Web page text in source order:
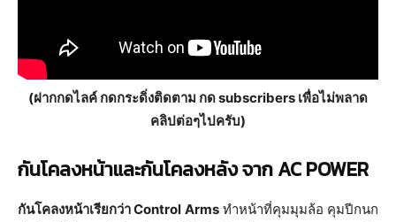
(ฝากกดไลค์ กดกระดิ่งติดตาม กด subscribers เพื่อไม่พลาด
คลิปต่อๆไปครับ)
กันโคลงหน้าและกันโคลงหลัง จาก AC POWER
กันโคลงหน้าเรียกว่า Control Armsทำหน้าที่คุมมุมล้อ คุมปีกนก